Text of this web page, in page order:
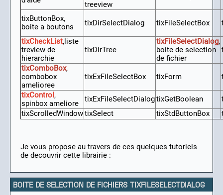
treeview
tixButtonBox,
boite a boutons
tixDirSelectDialog tixFileSelectBox
tixCheckList,liste
treview de
hierarchie
tixDirTree
tixFileSelectDialog,
boite de selection
de fichier
tixComboBox,
combobox
amelioree
tixExFileSelectBox tixForm
tixControl,
spinbox ameliore
tixExFileSelectDialogtixGetBoolean
tixScrolledWindowtixSelect tixStdButtonBox
Je vous propose au travers de ces quelques tutoriels
de decouvrir cette librairie :
BOITE DE SELECTION DE FICHIERS TIXFILESELECTDIALOG